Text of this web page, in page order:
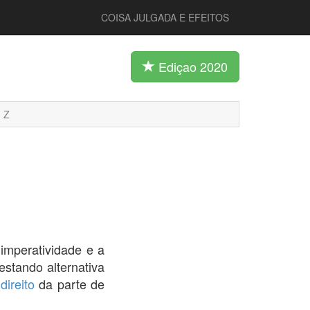
COISA JULGADA E EFEITOS
Ediçao 2020
Z
e a
alternativa
direito da parte de